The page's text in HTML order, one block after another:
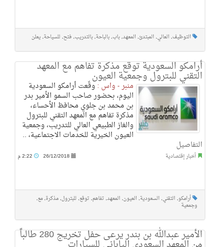
التوظيف, العالي, المبتدئ, المعهد, باب, بالباحة, بالتدريب, فتح, للسياحة, يعلن
أرامكو السعودية توقع مذكرة تفاهم مع المعهد
التقني للبترول وجمعية العيون
منبر - واس : وقّعت أرامكو السعودية
اليوم، بحضور صاحب السمو الأمير بدر
بن محمد بن جلوي محافظ الأحساء،
مذكرة تفاهم مع المعهد التقني للبترول
والغاز الطبيعي العالي للتدريب، وجمعية
العيون الخيرية للخدمات الاجتماعية، ..
التفاصيل
أخبار إقتصادية 26/12/2018
أرامكو, التقني, السعودية, العيون, المعهد, تفاهم, توقع, للبترول, مذكرة, مع,
وجمعية
الأمير عبدالله بن بندر يرعى حفل تخريج 280 طالباً